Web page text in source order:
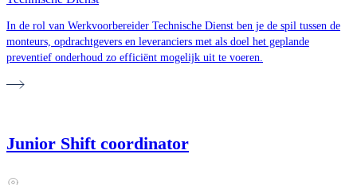
In de rol van Werkvoorbereider Technische Dienst ben je de spil tussen de
monteurs, opdrachtgevers en leveranciers met als doel het geplande
preventief onderhoud zo efficiënt mogelijk uit te voeren.
Junior Shift coordinator